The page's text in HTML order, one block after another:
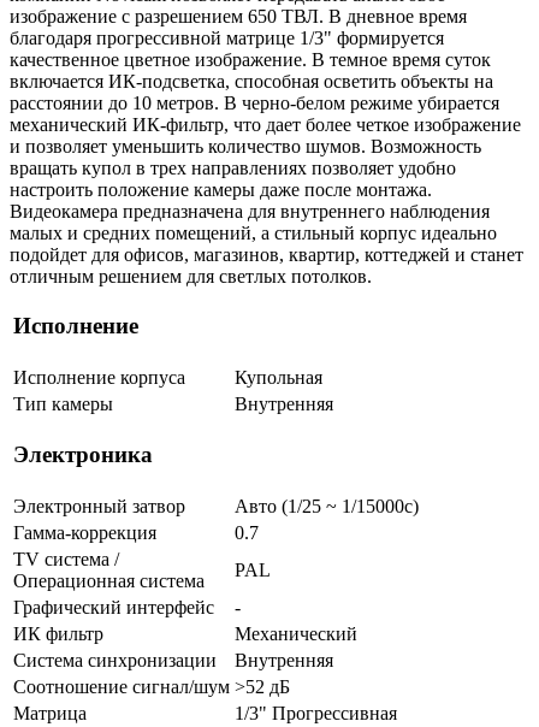
изображение с разрешением 650 ТВЛ. В дневное время
благодаря прогрессивной матрице 1/3" формируется
качественное цветное изображение. В темное время суток
включается ИК-подсветка, способная осветить объекты на
расстоянии до 10 метров. В черно-белом режиме убирается
механический ИК-фильтр, что дает более четкое изображение
и позволяет уменьшить количество шумов. Возможность
вращать купол в трех направлениях позволяет удобно
настроить положение камеры даже после монтажа.
Видеокамера предназначена для внутреннего наблюдения
малых и средних помещений, а стильный корпус идеально
подойдет для офисов, магазинов, квартир, коттеджей и станет
отличным решением для светлых потолков.
Исполнение
Исполнение корпуса
Купольная
Тип камеры
Внутренняя
Электроника
Электронный затвор
Авто (1/25 ~ 1/15000с)
Гамма-коррекция
0.7
TV система /
Операционная система
PAL
Графический интерфейс
-
ИК фильтр
Механический
Система синхронизации
Внутренняя
Соотношение сигнал/шум >52 дБ
Матрица
1/3" Прогрессивная